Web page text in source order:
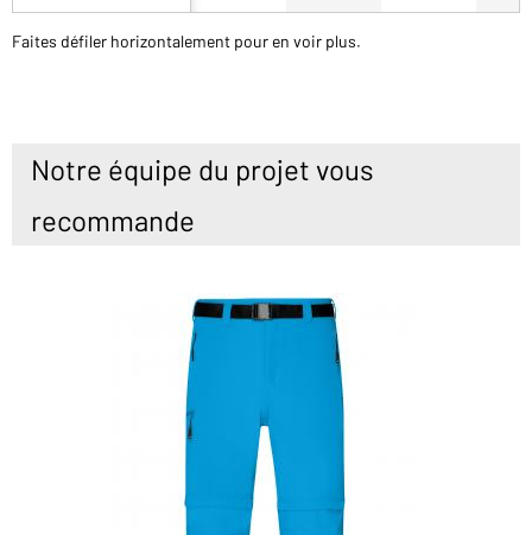
Faites défiler horizontalement pour en voir plus.
Notre équipe du projet vous
recommande